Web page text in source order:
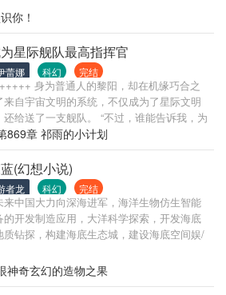
你！
星际舰队最高指挥官
蕾娜 科幻 完结
身为普通人的黎阳，却在机缘巧合之
来自宇宙文明的系统，不仅成为了星际文明
还给送了一支舰队。 “不过，谁能告诉我，为
要目标是占领自己的星球啊？” 在完成占领
的任务后，蓝星的归属权彻底属于了黎阳。
个需要占领的星球上有魔法与斗气文明，黎
一个点子。 “诶，我用蓝星的部队去打这个
刚刚好吗？” 官场上………… “黎督察，您看
副支队长？” “副支队长？不是支队长吗？” 剧
蓝星(1-19）-蓝星进攻异世界(20-72）-帝国
115）-修仙文明（116-187）-学院进修
869章 祁雨的小计划
(幻想小说)
者龙 科幻 完结
来中国大力向深海进军，海洋生物仿生智能
的开发制造应用，大洋科学探索，开发海底
质钻探，构建海底生态城，建设海底空间娱/
技产品、航海见闻和海岛风景状况，海洋生
品、海洋知识介绍等等…
神奇玄幻的造物之果